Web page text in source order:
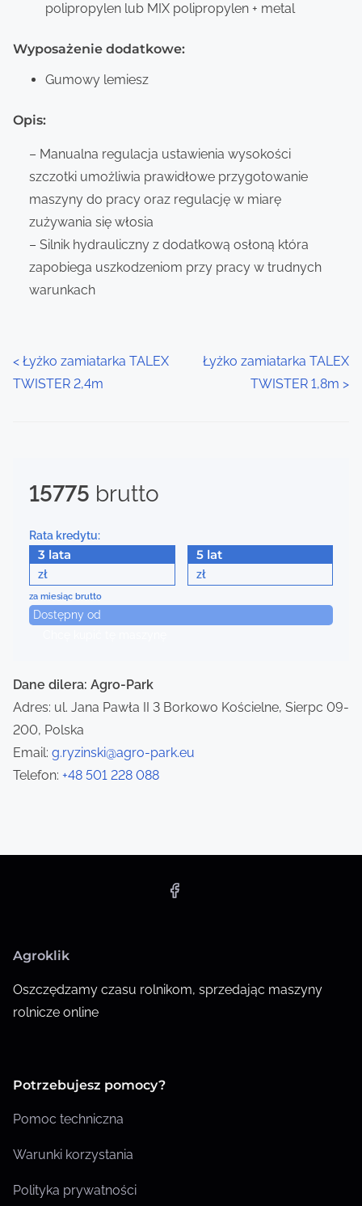
polipropylen lub MIX polipropylen + metal
Wyposażenie dodatkowe:
Gumowy lemiesz
Opis:
– Manualna regulacja ustawienia wysokości
szczotki umożliwia prawidłowe przygotowanie
maszyny do pracy oraz regulację w miarę
zużywania się włosia
– Silnik hydrauliczny z dodatkową osłoną która
zapobiega uszkodzeniom przy pracy w trudnych
warunkach
P
a
t
i
o
< Łyżko zamiatarka TALEX
TWISTER 2,4m
Łyżko zamiatarka TALEX
TWISTER 1,8m >
15775 brutto
Rata kredytu:
3 lata
zł
5 lat
zł
za miesiąc brutto
Dostępny od
Dane dilera: Agro-Park
Adres: ul. Jana Pawła II 3 Borkowo Kościelne, Sierpc 09-
200, Polska
Email: g.ryzinski@agro-park.eu
Telefon: +48 501 228 088
Agroklik
Oszczędzamy czasu rolnikom, sprzedając maszyny
rolnicze online
Potrzebujesz pomocy?
Pomoc techniczna
Warunki korzystania
Polityka prywatności